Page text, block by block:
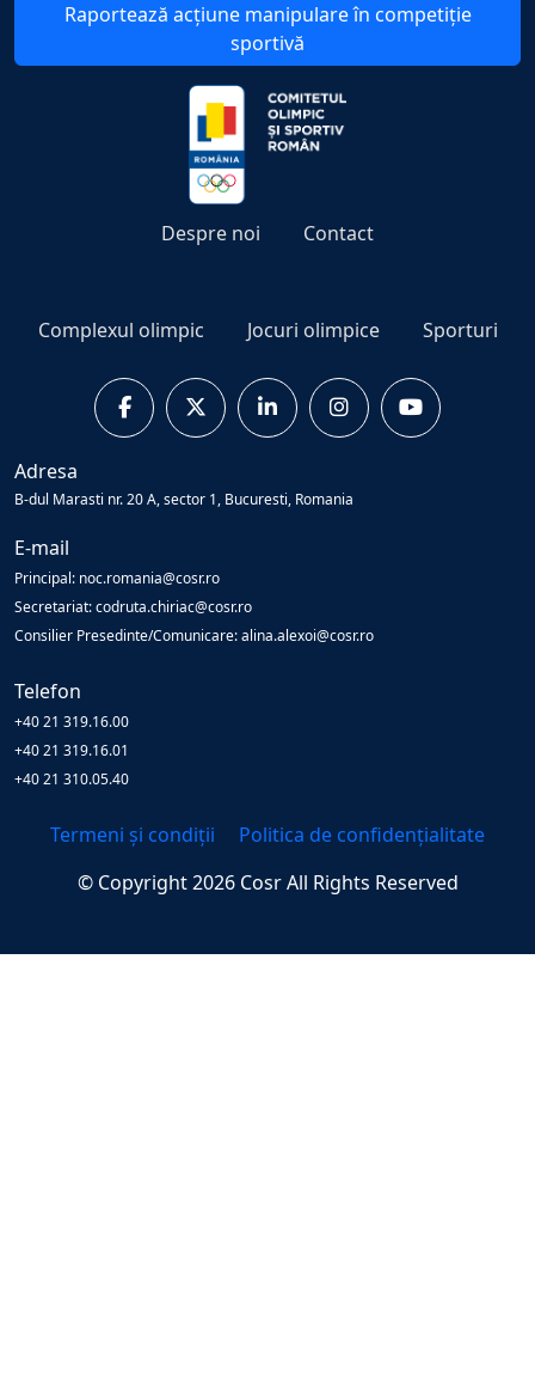
Raportează acțiune manipulare în competiție
sportivă
Despre noi Contact
Complexul olimpic Jocuri olimpice Sporturi
Adresa
B-dul Marasti nr. 20 A, sector 1, Bucuresti, Romania
E-mail
Principal: noc.romania@cosr.ro
Secretariat: codruta.chiriac@cosr.ro
Consilier Presedinte/Comunicare: alina.alexoi@cosr.ro
Telefon
+40 21 319.16.00
+40 21 319.16.01
+40 21 310.05.40
Termeni și condiții
Politica de confidențialitate
© Copyright2026 CosrAll Rights Reserved